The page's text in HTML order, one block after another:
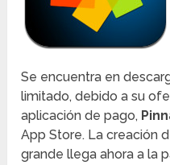
Se encuentra en
limitado, debido a su
aplicación de pago,
App Store. La creación
grande llega ahora a la